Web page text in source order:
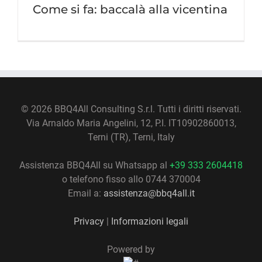
Come si fa: baccalà alla vicentina
© 2026 BBQ4All Consulting S.r.l. Tutti i diritti riservati.
Via Arnaldo Maria Angelini, 12, P.I. IT10902860013,
Terni (TR), Terni, Italy
Assistenza BBQ4All su Whatsapp al +39 333 2604418
o telefono fisso allo 0744 370004
Email a: assistenza@bbq4all.it
Privacy | Informazioni legali
Powered by